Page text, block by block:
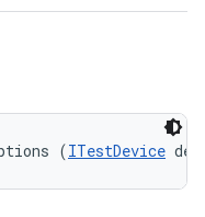
(ITestDevice